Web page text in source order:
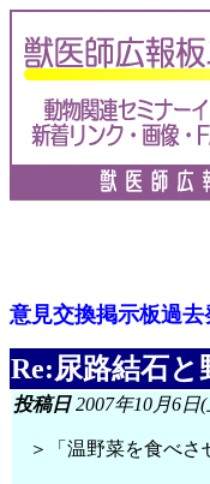
意見交換掲示板過去
Re:尿路結石
投稿日2007年10月6日
＞「温野菜を食べ